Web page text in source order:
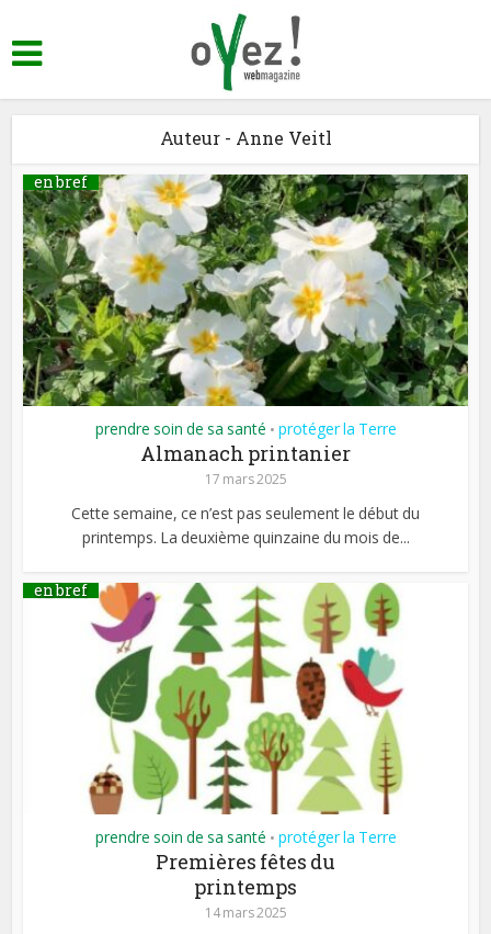
Auteur - Anne Veitl
en bref
prendre soin de sa santé • protéger la Terre
Almanach printanier
17 mars 2025
Cette semaine, ce n’est pas seulement le début du
printemps. La deuxième quinzaine du mois de...
en bref
prendre soin de sa santé • protéger la Terre
Premières fêtes du
printemps
14 mars 2025